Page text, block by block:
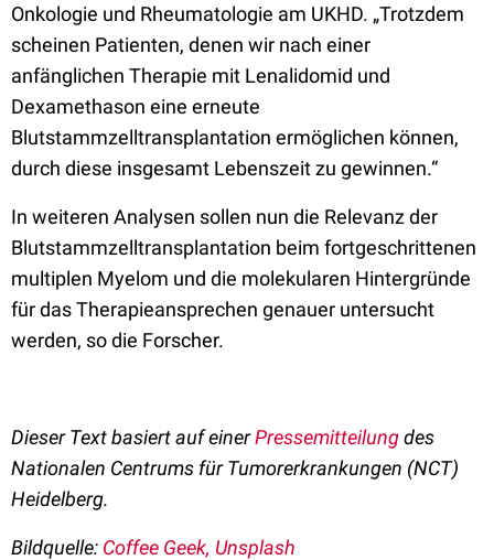
Onkologie und Rheumatologie am UKHD. „Trotzdem
scheinen Patienten, denen wir nach einer
anfänglichen Therapie mit Lenalidomid und
Dexamethason eine erneute
Blutstammzelltransplantation ermöglichen können,
durch diese insgesamt Lebenszeit zu gewinnen.“
In weiteren Analysen sollen nun die Relevanz der
Blutstammzelltransplantation beim fortgeschrittenen
multiplen Myelom und die molekularen Hintergründe
für das Therapieansprechen genauer untersucht
werden, so die Forscher.
Dieser Text basiert auf einerPressemitteilungdes
Nationalen Centrums für Tumorerkrankungen (NCT)
Heidelberg.
Bildquelle: Coffee Geek, Unsplash